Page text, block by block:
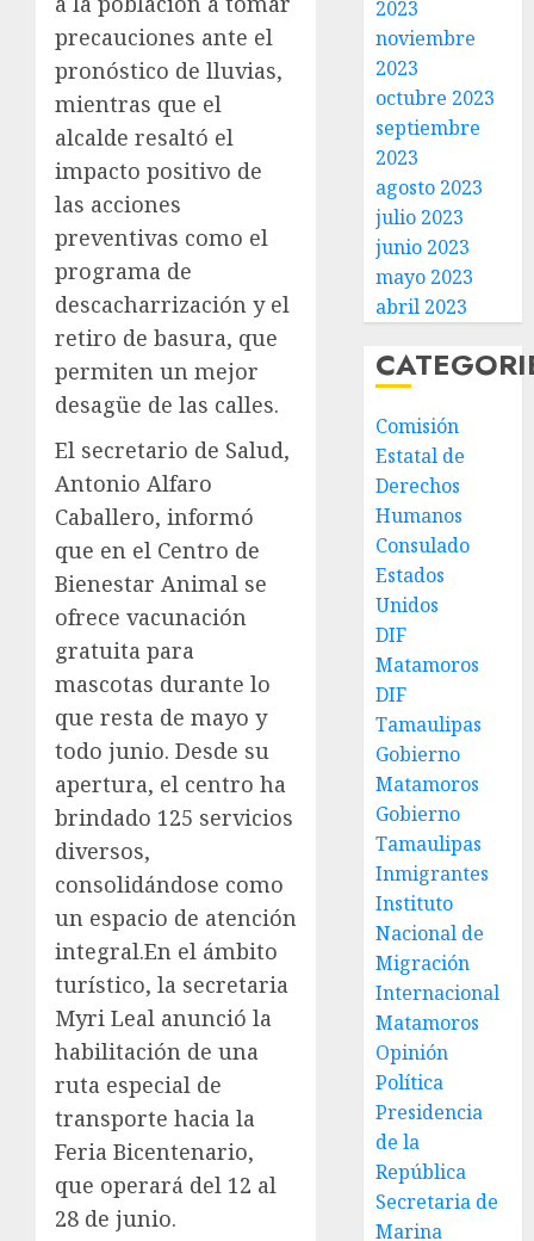
precauciones ante el
pronóstico de lluvias,
mientras que el
alcalde resaltó el
impacto positivo de
las acciones
preventivas como el
programa de
descacharrización y el
retiro de basura, que
permiten un mejor
desagüe de las calles.
El secretario de Salud,
Antonio Alfaro
Caballero, informó
que en el Centro de
Bienestar Animal se
ofrece vacunación
gratuita para
mascotas durante lo
que resta de mayo y
todo junio. Desde su
apertura, el centro ha
brindado 125 servicios
diversos,
consolidándose como
un espacio de atención
integral.En el ámbito
turístico, la secretaria
Myri Leal anunció la
habilitación de una
ruta especial de
transporte hacia la
Feria Bicentenario,
que operará del 12 al
28 de junio.
2023
noviembre
2023
octubre 2023
septiembre
2023
agosto 2023
julio 2023
junio 2023
mayo 2023
abril 2023
Comisión
Estatal de
Derechos
Humanos
Consulado
Estados
Unidos
DIF
Matamoros
DIF
Tamaulipas
Gobierno
Matamoros
Gobierno
Tamaulipas
Inmigrantes
Instituto
Nacional de
Migración
Internacional
Matamoros
Opinión
Política
Presidencia
de la
República
Secretaria de
Marina